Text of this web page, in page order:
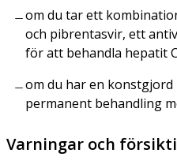
om du tar ett
och pibrentasvir, ett
för att behandla hepatit
om du har en
permanent behandling
Varningar och